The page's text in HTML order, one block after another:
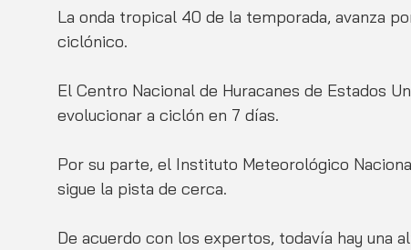
La onda tropical 40 de la temporada, avanza
ciclónico.
El Centro Nacional de Huracanes de Estados
evolucionar a ciclón en 7 días.
Por su parte, el Instituto Meteorológico
sigue la pista de cerca.
De acuerdo con los expertos, todavía hay una